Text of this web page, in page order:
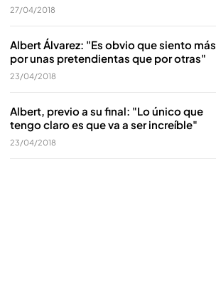
27/04/2018
Albert Álvarez: "Es obvio que siento más
por unas pretendientas que por otras"
23/04/2018
Albert, previo a su final: "Lo único que
tengo claro es que va a ser increíble"
23/04/2018